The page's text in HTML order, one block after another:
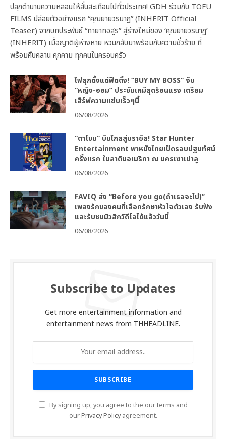
ปลุกตำนานความหลอนให้สั่นสะเทือนไปทั่วประเทศ! GDH ร่วมกับ TOFU
FILMS ปล่อยตัวอย่างแรก “คุณยายวรนาฏ” (INHERIT Official
Teaser) จากบทประพันธ์ “ทายาทอสูร” สู่ร่างใหม่ของ ‘คุณยายวรนาฏ’
(INHERIT) เมื่อญาติผู้ห่างหาย หวนกลับมาพร้อมกับความชั่วร้าย ที่
พร้อมคืบคลาน คุกคาม ทุกคนในครอบครัว
ไฟลุกตั้งแต่ฟิตติ้ง! “BUY MY BOSS” จับ
“หญิง-ออม” ประชันเคมีสุดร้อนแรง เตรียม
เสิร์ฟความแซ่บเร็วๆนี้
06/08/2026
“ตาโขน” บินไกลสู่บราซิล! Star Hunter
Entertainment พาหนังไทยเปิดรอบปฐมทัศน์
ครั้งแรก ในลาตินอเมริกา ณ นครเซาเปาลู
06/08/2026
FAVIQ ส่ง “Before you go(ถ้าเธอจะไป)”
เพลงรักของคนที่เลือกรักษาหัวใจตัวเอง รับฟัง
และรับชมมิวสิกวิดีโอได้แล้ววันนี้
06/08/2026
Subscribe to Updates
Get more entertainment information and
entertainment news from THHEADLINE.
By signing up, you agree to the our terms and
ourPrivacy Policyagreement.